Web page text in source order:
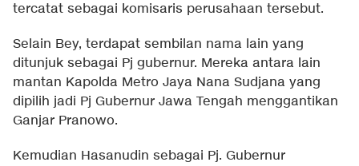
tercatat sebagai komisaris perusahaan tersebut.
Selain Bey, terdapat sembilan nama lain yang
ditunjuk sebagai Pj gubernur. Mereka antara lain
mantan Kapolda Metro Jaya Nana Sudjana yang
dipilih jadi Pj Gubernur Jawa Tengah menggantikan
Ganjar Pranowo.
Kemudian Hasanudin sebagai Pj. Gubernur